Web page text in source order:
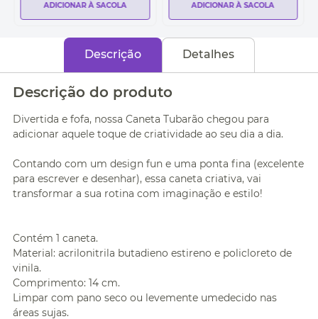
ADICIONAR À SACOLA ADICIONAR À SACOLA
Descrição Detalhes
Descrição do produto
Divertida e fofa, nossa Caneta Tubarão chegou para
adicionar aquele toque de criatividade ao seu dia a dia.
Contando com um design fun e uma ponta fina (excelente
para escrever e desenhar), essa caneta criativa, vai
transformar a sua rotina com imaginação e estilo!
Contém 1 caneta.
Material: acrilonitrila butadieno estireno e policloreto de
vinila.
Comprimento: 14 cm.
Limpar com pano seco ou levemente umedecido nas
áreas sujas.